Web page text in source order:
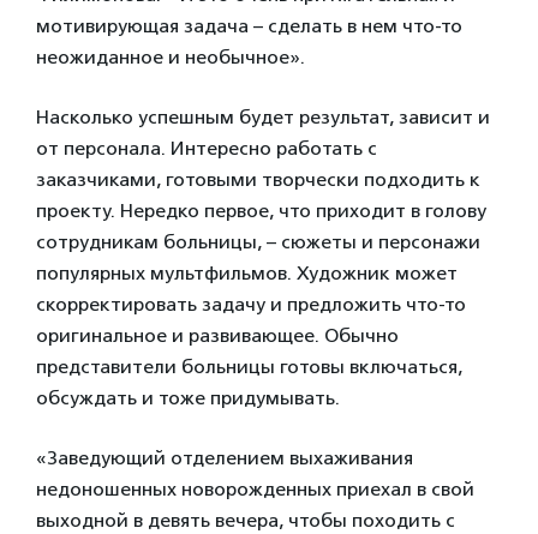
мотивирующая задача – сделать в нем что-то
неожиданное и необычное».
Насколько успешным будет результат, зависит и
от персонала. Интересно работать с
заказчиками, готовыми творчески подходить к
проекту. Нередко первое, что приходит в голову
сотрудникам больницы, – сюжеты и персонажи
популярных мультфильмов. Художник может
скорректировать задачу и предложить что-то
оригинальное и развивающее. Обычно
представители больницы готовы включаться,
обсуждать и тоже придумывать.
«Заведующий отделением выхаживания
недоношенных новорожденных приехал в свой
выходной в девять вечера, чтобы походить с